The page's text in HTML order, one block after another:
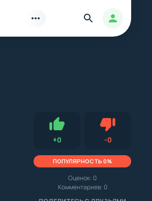
Найти
+0Нравится -0Не
ПОПУЛЯРНОСТЬ 0%
Оценок: 0
Комментариев: 0